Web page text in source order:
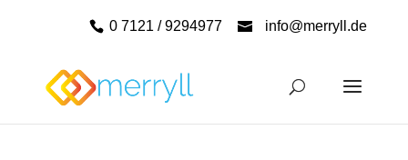
0 7121 / 9294977 info@merryll.de